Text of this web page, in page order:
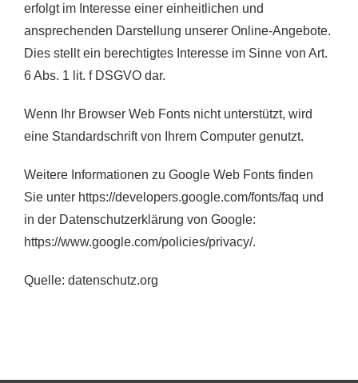
erfolgt im Interesse einer einheitlichen und
ansprechenden Darstellung unserer Online-Angebote.
Dies stellt ein berechtigtes Interesse im Sinne von Art.
6 Abs. 1 lit. f DSGVO dar.
Wenn Ihr Browser Web Fonts nicht unterstützt, wird
eine Standardschrift von Ihrem Computer genutzt.
Weitere Informationen zu Google Web Fonts finden
Sie unter https://developers.google.com/fonts/faq und
in der Datenschutzerklärung von Google:
https://www.google.com/policies/privacy/.
Quelle: datenschutz.org